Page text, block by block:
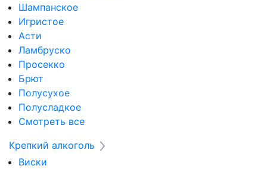
Шампанское
Игристое
Асти
Ламбруско
Просекко
Брют
Полусухое
Полусладкое
Смотреть все
Крепкий алкоголь
Виски